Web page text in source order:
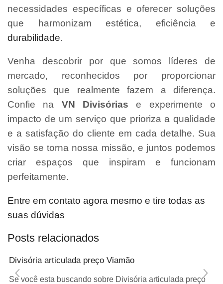
necessidades específicas e oferecer soluções
que harmonizam estética, eficiência e
durabilidade.
Venha descobrir por que somos líderes de
mercado, reconhecidos por proporcionar
soluções que realmente fazem a diferença.
Confie na VN Divisórias e experimente o
impacto de um serviço que prioriza a qualidade
e a satisfação do cliente em cada detalhe. Sua
visão se torna nossa missão, e juntos podemos
criar espaços que inspiram e funcionam
perfeitamente.
Entre em contato agora mesmo e tire todas as
suas dúvidas
Posts relacionados
Divisória articulada preço Viamão
Se você esta buscando sobre Divisória articulada preço